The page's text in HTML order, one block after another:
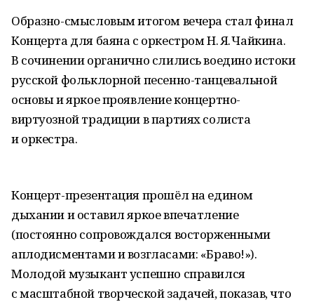
Образно-смысловым итогом вечера стал финал
Концерта для баяна с оркестром Н. Я. Чайкина.
В сочинении органично слились воедино истоки
русской фольклорной песенно-танцевальной
основы и яркое проявление концертно-
виртуозной традиции в партиях солиста
и оркестра.
Концерт-презентация прошёл на едином
дыхании и оставил яркое впечатление
(постоянно сопровождался восторженными
аплодисментами и возгласами: «Браво!»).
Молодой музыкант успешно справился
с масштабной творческой задачей, показав, что